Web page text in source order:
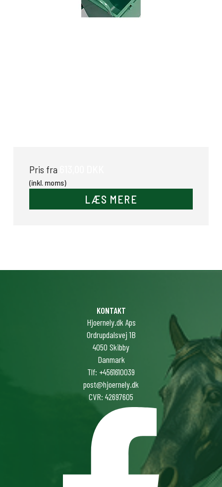
Pris fra
(inkl. moms)
LÆS MERE
KONTAKT
Hjoernely.dk Aps
Ordrupdalsvej 1B
4050 Skibby
Danmark
Tlf: +4561610039
post@hjoernely.dk
CVR: 42697605